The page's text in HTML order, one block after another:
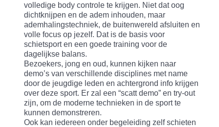
volledige body controle te krijgen. Niet dat oog
dichtknijpen en de adem inhouden, maar
ademhalingstechniek, de buitenwereld afsluiten en
volle focus op jezelf. Dat is de basis voor
schietsport en een goede training voor de
dagelijkse balans.
Bezoekers, jong en oud, kunnen kijken naar
demo’s van verschillende disciplines met name
door de jeugdige leden en achtergrond info krijgen
over deze sport. Er zal een “scatt demo” en try-out
zijn, om de moderne technieken in de sport te
kunnen demonstreren.
Ook kan iedereen onder begeleiding zelf schieten